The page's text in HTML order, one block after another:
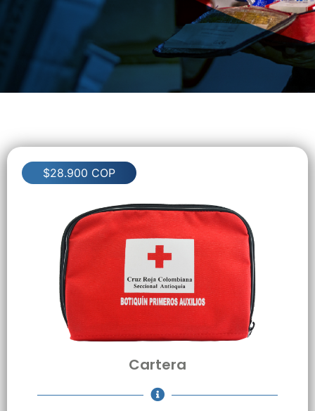
Botiquines de primeros auxilios con medidas y elementos
reglamentarios para uso empresarial, personal, vehículos
y el hogar$28.900 COP
Cartera